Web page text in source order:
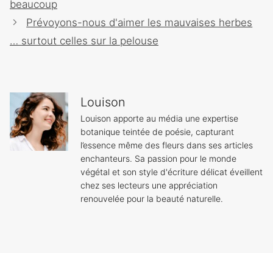
beaucoup
Prévoyons-nous d'aimer les mauvaises herbes
… surtout celles sur la pelouse
Louison
Louison apporte au média une expertise
botanique teintée de poésie, capturant
l’essence même des fleurs dans ses articles
enchanteurs. Sa passion pour le monde
végétal et son style d'écriture délicat éveillent
chez ses lecteurs une appréciation
renouvelée pour la beauté naturelle.